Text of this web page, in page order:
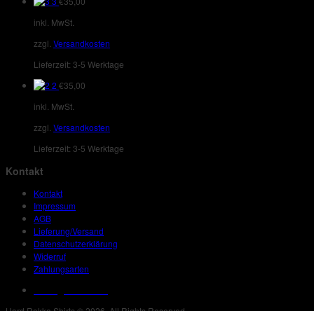
inkl. MwSt.
zzgl. Versandkosten
Lieferzeit: 3-5 Werktage
2 €35,00
inkl. MwSt.
zzgl. Versandkosten
Lieferzeit: 3-5 Werktage
Kontakt
Kontakt
Impressum
AGB
Lieferung/Versand
Datenschutzerklärung
Widerruf
Zahlungsarten